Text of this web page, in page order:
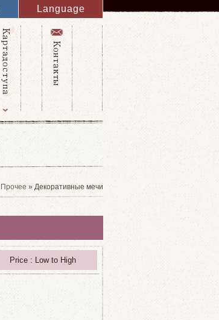
Language
English
French
Italy
Spanish
Germany
Chinese
Russian
Taiwanese
Korean
Прочее » Декоративные мечи
Price : Low to High